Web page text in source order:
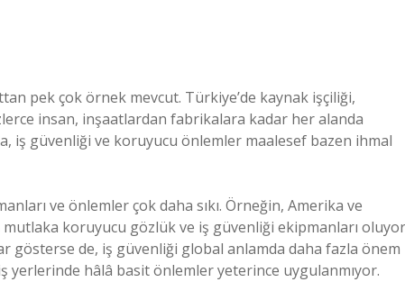
pek çok örnek mevcut. Türkiye’de kaynak işçiliği,
insan, inşaatlardan fabrikalara kadar her alanda
iş güvenliği ve koruyucu önlemler maalesef bazen ihmal
ve önlemler çok daha sıkı. Örneğin, Amerika ve
mutlaka koruyucu gözlük ve iş güvenliği ekipmanları
gösterse de, iş güvenliği global anlamda daha fazla önem
yerlerinde hâlâ basit önlemler yeterince uygulanmıyor.